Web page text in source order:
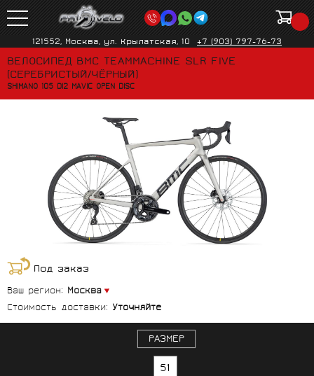
121552, Москва, ул. Крылатская, 10 +7 (903) 797-76-73
ВЕЛОСИПЕД BMC TEAMMACHINE SLR FIVE
(СЕРЕБРИСТЫЙ/ЧЁРНЫЙ)
SHIMANO 105 DI2 MAVIC OPEN DISC
Под заказ
Ваш регион: Москва
Стоимость доставки: Уточняйте
РАЗМЕР
51